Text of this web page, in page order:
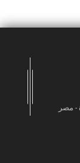
- مصر